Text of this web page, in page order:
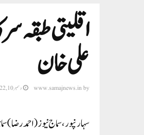
اقلیتی
علی خان
by
www.samajnews.in دسمبر 10, 2022
سہارنپور، سماج نیوز(احمد